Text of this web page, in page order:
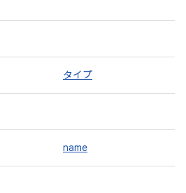
タイプ
name